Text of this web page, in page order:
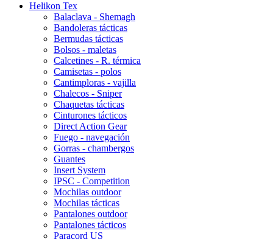
Helikon Tex
Balaclava - Shemagh
Bandoleras tácticas
Bermudas tácticas
Bolsos - maletas
Calcetines - R. térmica
Camisetas - polos
Cantimploras - vajilla
Chalecos - Sniper
Chaquetas tácticas
Cinturones tácticos
Direct Action Gear
Fuego - navegación
Gorras - chambergos
Guantes
Insert System
IPSC - Competition
Mochilas outdoor
Mochilas tácticas
Pantalones outdoor
Pantalones tácticos
Paracord US